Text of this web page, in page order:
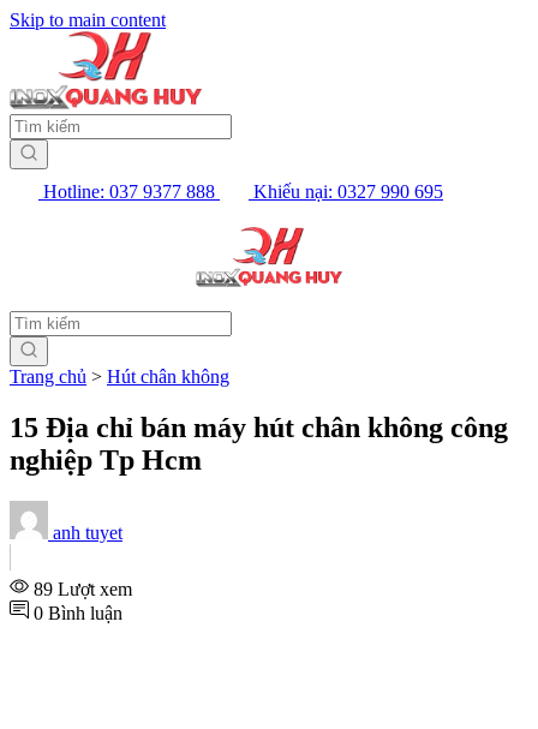
Skip to main content
Hotline: 037 9377 888 Khiếu nại: 0327 990 695
Trang chủ > Hút chân không
15 Địa chỉ bán máy hút chân không công
nghiệp Tp Hcm
anh tuyet
89 Lượt xem
0 Bình luận